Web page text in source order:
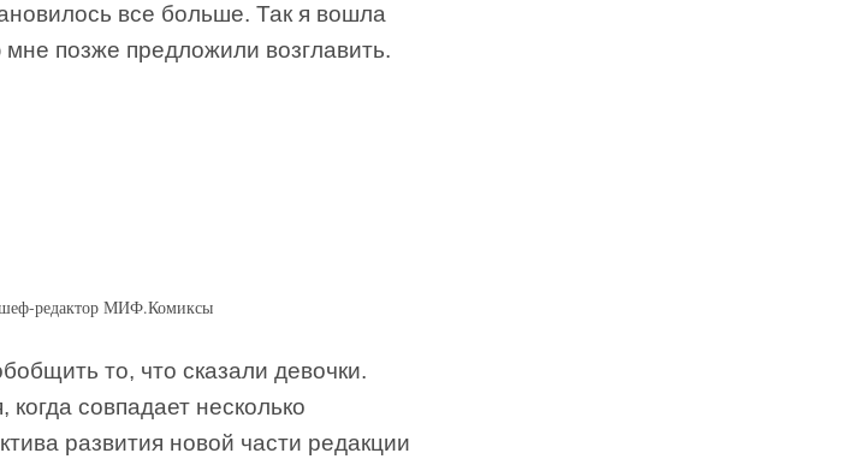
все больше. Так я вошла
позже предложили возглавить.
редактор МИФ.Комиксы
то, что сказали девочки.
совпадает несколько
развития новой части редакции